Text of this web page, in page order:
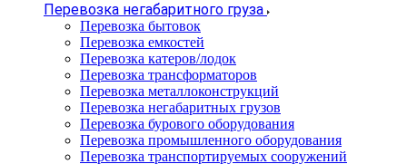
Перевозка негабаритного груза
Перевозка бытовок
Перевозка емкостей
Перевозка катеров/лодок
Перевозка трансформаторов
Перевозка металлоконструкций
Перевозка негабаритных грузов
Перевозка бурового оборудования
Перевозка промышленного оборудования
Перевозка транспортируемых сооружений